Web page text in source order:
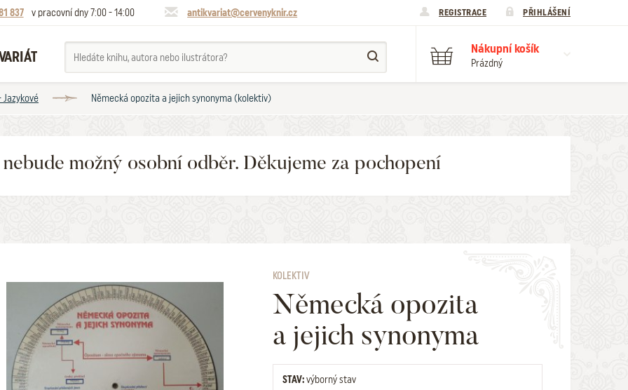
837 v pracovní dny 7:00 - 14:00 antikvariat@cervenyknir.cz REGISTRACE PŘIHLÁŠENÍ
Nákupní košík
Prázdný
Jazykové Německá opozita a jejich synonyma (kolektiv)
možný osobní odběr. Děkujeme za pochopení
KOLEKTIV
Německá opozita
a jejich synonyma
STAV:výborný stav